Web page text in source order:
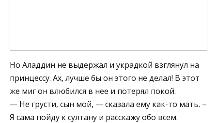
Но Аладдин не выдержал и украдкой взглянул на
принцессу. Ах, лучше бы он этого не делал! В этот
же миг он влюбился в нее и потерял покой.
— Не грусти, сын мой, — сказала ему как-то мать. –
Я сама пойду к султану и расскажу обо всем.